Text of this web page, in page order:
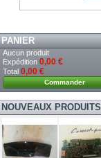
PANIER
Aucun produit
Expédition 0,00 €
Total 0,00 €
Commander
NOUVEAUX PRODUITS